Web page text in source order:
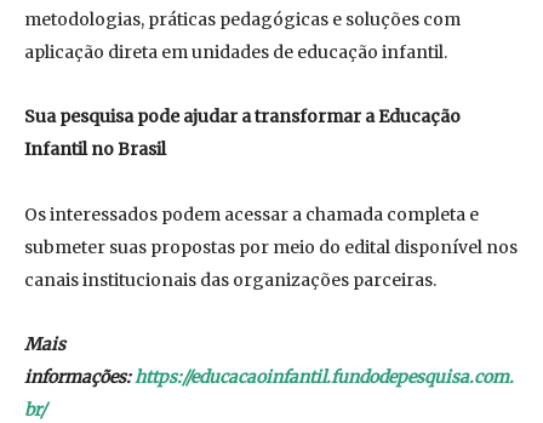
metodologias, práticas pedagógicas e soluções com
aplicação direta em unidades de educação infantil.
Sua pesquisa pode ajudar a transformar a Educação
Infantil no Brasil
Os interessados podem acessar a chamada completa e
submeter suas propostas por meio do edital disponível nos
canais institucionais das organizações parceiras.
Mais
informações:https://educacaoinfantil.fundodepesquisa.com.
br/